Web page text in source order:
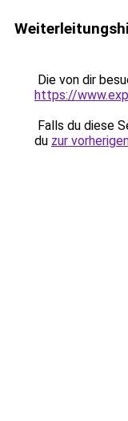
Die von dir
https://
Falls du diese
du zur